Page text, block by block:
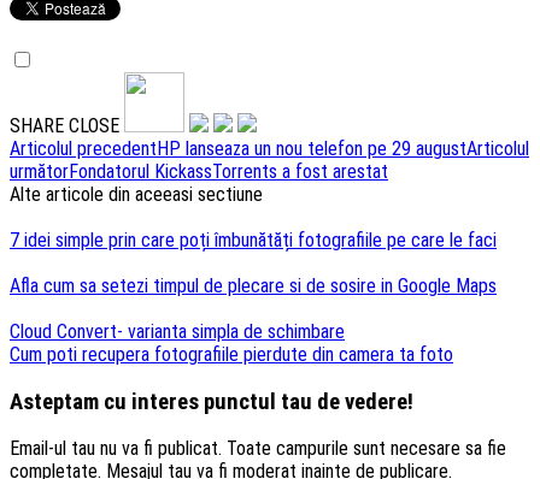
SHARE CLOSE
Navigare
articole
Articolul precedentHP lanseaza un nou telefon pe 29 augustArticolul
următorFondatorul KickassTorrents a fost arestat
Alte articole din aceeasi sectiune
7 idei simple prin care poți îmbunătăți fotografiile pe care le faci
Afla cum sa setezi timpul de plecare si de sosire in Google Maps
Cloud Convert- varianta simpla de schimbare
Cum poti recupera fotografiile pierdute din camera ta foto
Asteptam cu interes punctul tau de vedere!
Email-ul tau nu va fi publicat. Toate campurile sunt necesare sa fie
completate. Mesajul tau va fi moderat inainte de publicare.